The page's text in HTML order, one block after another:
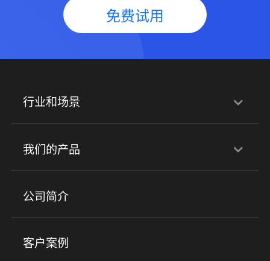
免费试用
行业和场景
行业解决方案
培训机构 职业技能培训 兴趣培训
金融行业
我们的产品
产品
小程序商城 ERP 企微SCRM
社群圈子
公司简介
客户案例